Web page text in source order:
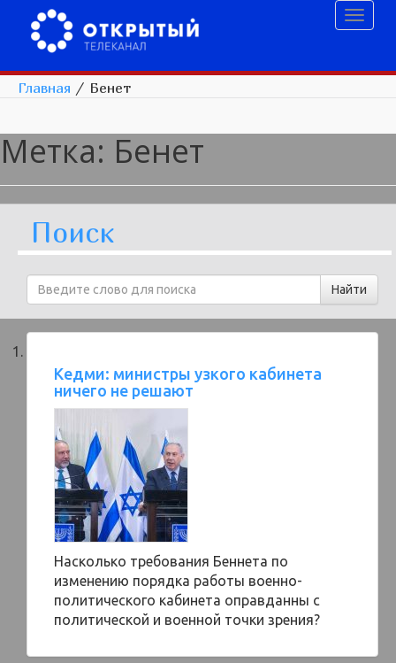
Главная / Бенет
Метка: Бенет
Поиск
Кедми: министры узкого кабинета
ничего не решают
Насколько требования Беннета по
изменению порядка работы военно-
политического кабинета оправданны с
политической и военной точки зрения?